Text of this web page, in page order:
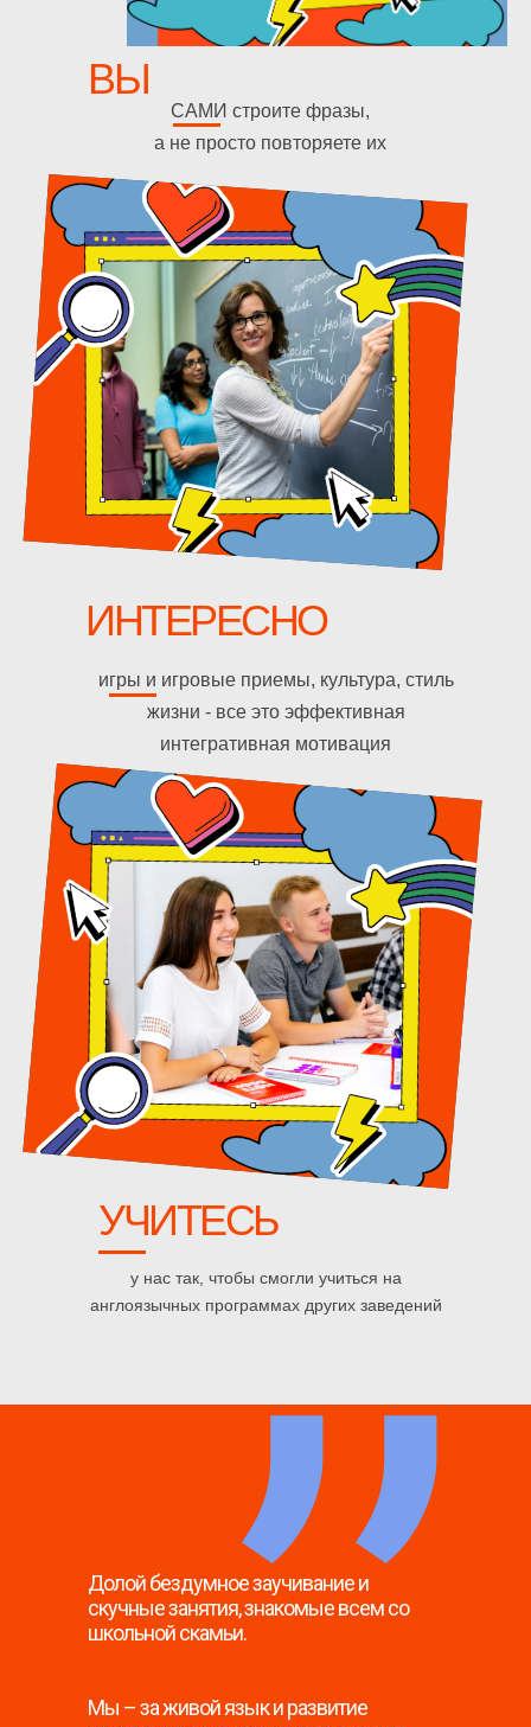
ВЫ
САМИ строите фразы,
а не просто повторяете их
ИНТЕРЕСНО
игры и игровые приемы, культура, стиль
жизни - все это эффективная
интегративная мотивация
УЧИТЕСЬ
у нас так, чтобы смогли учиться на
англоязычных программах других заведений
,,
Долой бездумное заучивание и
скучные занятия, знакомые всем со
школьной скамьи.
Мы – за живой язык и развитие